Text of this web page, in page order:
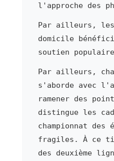
l'approche des
Par ailleurs, les
domicile
soutien
Par ailleurs,
s'aborde avec
ramener des
distingue les
championnat des
fragiles. À ce
des deuxième